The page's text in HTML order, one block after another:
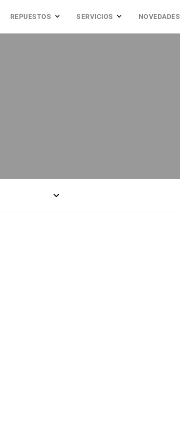
REPUESTOS SERVICIOS NOVEDADES